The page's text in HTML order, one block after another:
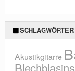
SCHLAGWÖRTER
Akustikgitarre